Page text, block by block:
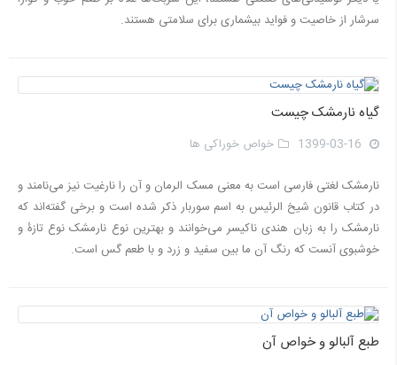
سرشار از خاصیت و فواید بیشماری برای سلامتی هستند.
گیاه نارمشک چیست
خواص خوراکی ها
نارمشک لغتی فارسی است به معنی مسک الرمان و آن را نارغيت نيز می‌نامند و
در کتاب قانون شیخ الرئیس به اسم سوربار ذکر شده است و برخی گفته‌اند که
نارمشک را به زبان هندى ناكيسر می‌خوانند و بهترين نوع نارمشک نوع تازۀ و
خوشبوى آنست كه رنگ آن ما بين سفيد و زرد و با طعم گس است.
طبع آلبالو و خواص آن